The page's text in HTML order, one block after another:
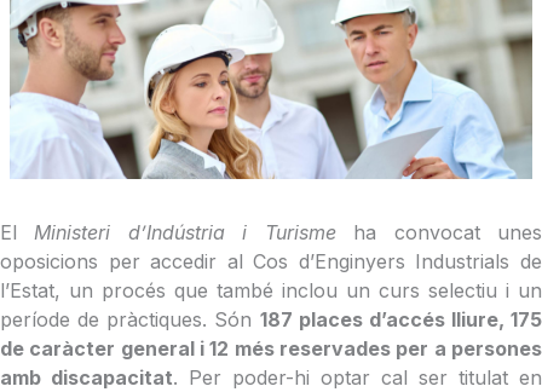
El Ministeri d’Indústria i Turismeha convocat unes
oposicions per accedir al Cos d’Enginyers Industrials de
l’Estat, un procés que també inclou un curs selectiu i un
període de pràctiques. Són 187 places d’accés lliure, 175
de caràcter general i 12 més reservades per a persones
amb discapacitat. Per poder-hi optar cal ser titulat en